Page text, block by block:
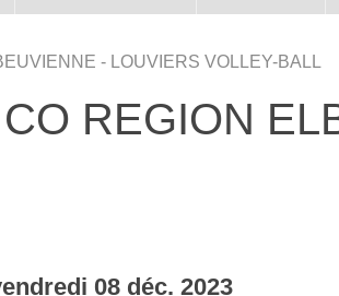
- LOUVIERS VOLLEY-BALL
REGION
08 déc. 2023